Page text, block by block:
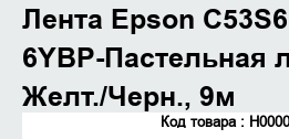
Лента Epson
6YBP-Пастельная
Желт./Черн., 9м
Код товара :